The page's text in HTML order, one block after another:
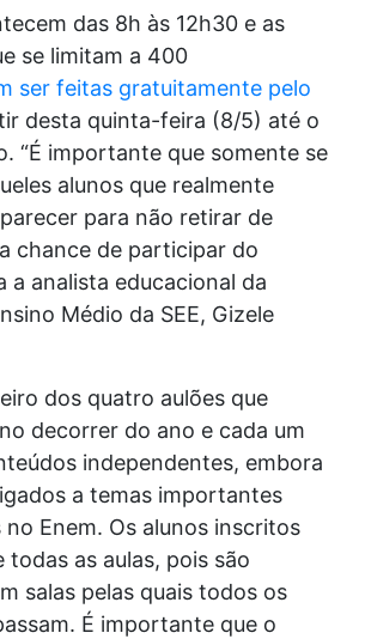
das 8h às 12h30 e as
se limitam a 400
ser feitas gratuitamente pelo
desta quinta-feira (8/5) até o
“É importante que somente se
alunos que realmente
para não retirar de
chance de participar do
a analista educacional da
Médio da SEE, Gizele
dos quatro aulões que
decorrer do ano e cada um
independentes, embora
a temas importantes
Enem. Os alunos inscritos
todas as aulas, pois são
salas pelas quais todos os
É importante que o